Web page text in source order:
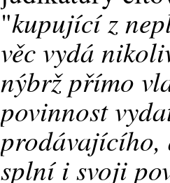
"kupující z
věc vydá
nýbrž přímo
povinnost
prodávajícího,
splní i svoji